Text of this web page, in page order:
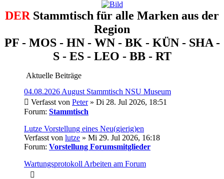
DER Stammtisch für alle Marken aus der
Region
PF - MOS - HN - WN - BK - KÜN - SHA -
S - ES - LEO - BB - RT
Aktuelle Beiträge
04.08.2026 August Stammtisch NSU Museum
Verfasst von Peter» Di 28. Jul 2026, 18:51
Forum: Stammtisch
Lutze Vorstellung eines Neu(gierig)en
Verfasst von lutze » Mi 29. Jul 2026, 16:18
Forum: Vorstellung Forumsmitglieder
Wartungsprotokoll Arbeiten am Forum